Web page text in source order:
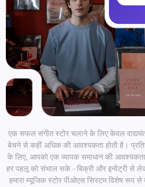
एक सफल संगीत स्टोर चलाने के लिए केवल
बेचने से कहीं अधिक की आवश्यकता होती है।
के लिए, आपको एक व्यापक समाधान की
हर पहलू को संभाल सके - बिक्री और इन्वेंट्री से
हमारा म्यूजिक स्टोर पीओएस सिस्टम विशेष रूप से